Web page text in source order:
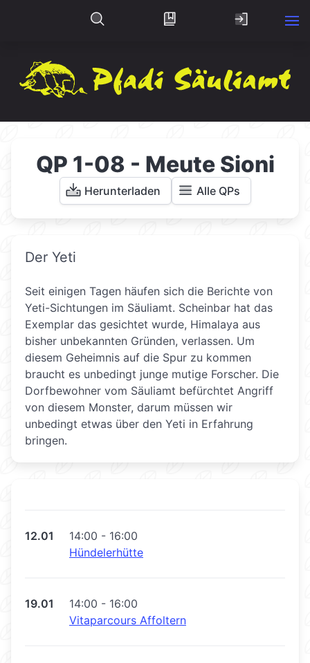
QP 1-08 - Meute Sioni
Herunterladen Alle QPs
Der Yeti
Seit einigen Tagen häufen sich die Berichte von
Yeti-Sichtungen im Säuliamt. Scheinbar hat das
Exemplar das gesichtet wurde, Himalaya aus
bisher unbekannten Gründen, verlassen. Um
diesem Geheimnis auf die Spur zu kommen
braucht es unbedingt junge mutige Forscher. Die
Dorfbewohner vom Säuliamt befürchtet Angriff
von diesem Monster, darum müssen wir
unbedingt etwas über den Yeti in Erfahrung
bringen.
12.01
14:00 - 16:00
Hündelerhütte
19.01
14:00 - 16:00
Vitaparcours Affoltern